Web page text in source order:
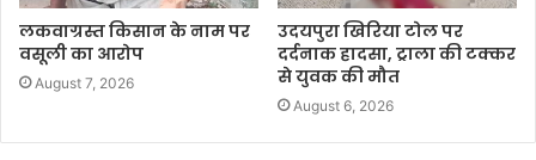
लकवाग्रस्त किसान के नाम पर
वसूली का आरोप
August 7, 2026
उदयपुरा खिरिया टोल पर
दर्दनाक हादसा, ट्राला की टक्कर
से युवक की मौत
August 6, 2026